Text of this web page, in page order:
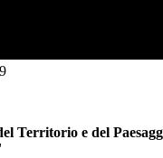
Territorio e del